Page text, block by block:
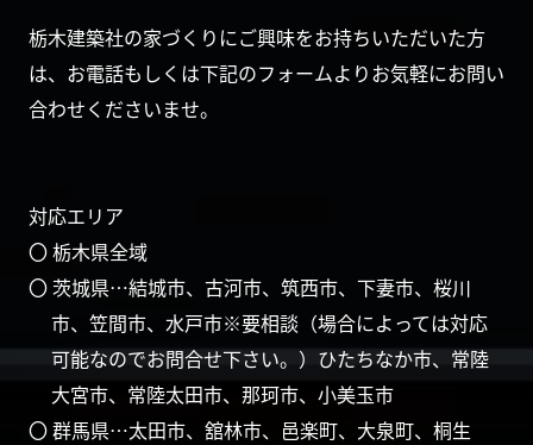
栃木建築社の家づくりにご興味をお持ちいただいた方
は、お電話もしくは下記のフォームよりお気軽にお問い
合わせくださいませ。
対応エリア
〇 栃木県全域
〇 茨城県…結城市、古河市、筑西市、下妻市、桜川
市、笠間市、水戸市※要相談（場合によっては対応
可能なのでお問合せ下さい。）ひたちなか市、常陸
大宮市、常陸太田市、那珂市、小美玉市
〇 群馬県…太田市、舘林市、邑楽町、大泉町、桐生